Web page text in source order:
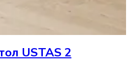
USTAS 2